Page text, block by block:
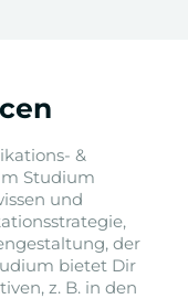
&
Studium
und
der
bietet Dir
z. B. in den